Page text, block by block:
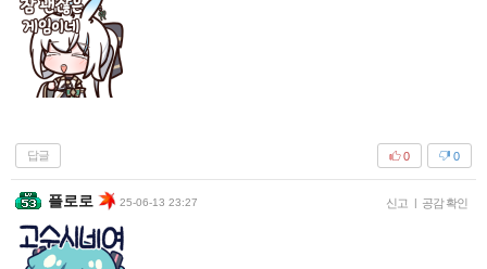
답글 0
0
플로로 25-06-13 23:27 신고 | 공감 확인